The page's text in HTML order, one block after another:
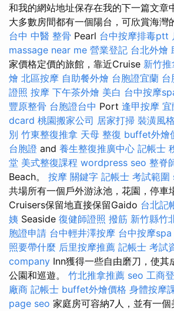
和我的網站地址保存在我的下一篇文章
大多數房間都有一個陽台，可欣賞海灣
台中 中醫 整骨 Pearl 台中按摩排毒ptt
massage near me 營業登記 台北外燴
家價格定價的旅館，靠近Cruise 新竹
燴 北區按摩 自助餐外燴 台胞證宜蘭 台
證照 按摩 下午茶外燴 美白 台中按摩
豐原整骨 台胞證台中 Port 逢甲按摩 宜
dcard 桃園搬家公司 居家打掃 裝潢風格
別 竹東整復推拿 天母 整復 buffet外燴
台胞證 and 養生整復推廣中心 記帳士
堂 美式整復課程 wordpress seo 整脊
Beach。 按摩 關鍵字 記帳士 考試範圍
共場所有一個戶外游泳池，花園，停車
Cruisers保留地直接保留Gaido 台北記
姨 Seaside 復健師證照 撥筋 新竹縣竹
胞證申請 台中輕井澤按摩 台中按摩spa
照要帶什麼 后里按摩推薦 記帳士 考試
company Inn獲得一些自由磨刀，使其
公園和巡遊。 竹北推拿推薦 seo 工商
廠商 記帳士 buffet外燴價格 身體按摩
page seo 家庭房可容納7人，並有一